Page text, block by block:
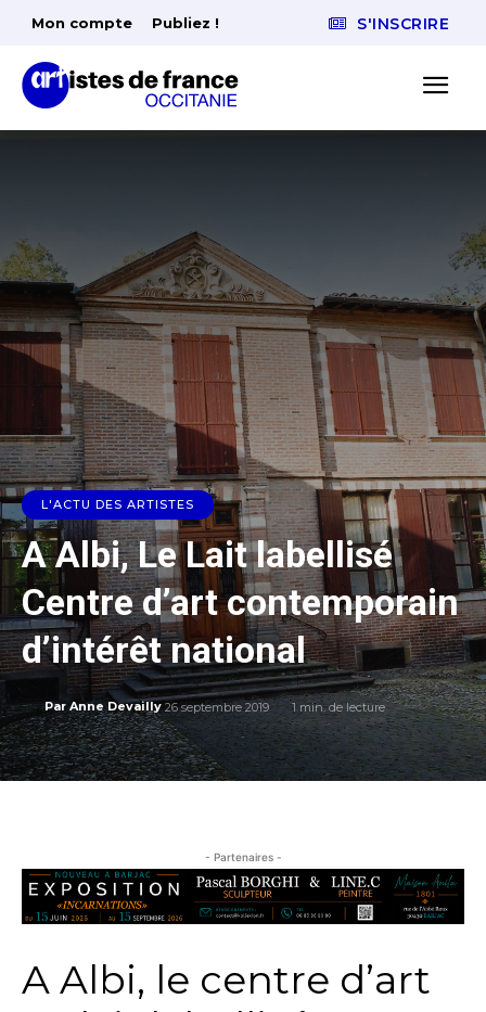
Mon compte Publiez ! S'INSCRIRE
L'ACTU DES ARTISTES
A Albi, Le Lait labellisé
Centre d’art contemporain
d’intérêt national
Par Anne Devailly 26 septembre 2019 1 min. de lecture
- Partenaires -
A Albi, le centre d’art